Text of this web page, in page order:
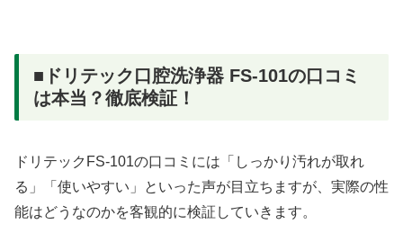
■ドリテック口腔洗浄器 FS-101の口コミ
は本当？徹底検証！
ドリテックFS-101の口コミには「しっかり汚れが取れ
る」「使いやすい」といった声が目立ちますが、実際の性
能はどうなのかを客観的に検証していきます。